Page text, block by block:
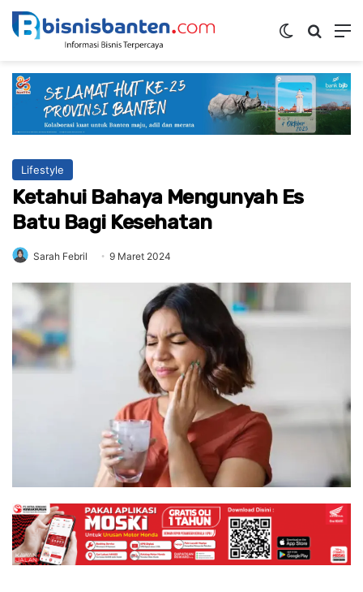
Switch skin
Lifestyle
Ketahui Bahaya Mengunyah Es
Batu Bagi Kesehatan
Sarah Febril 9 Maret 2024